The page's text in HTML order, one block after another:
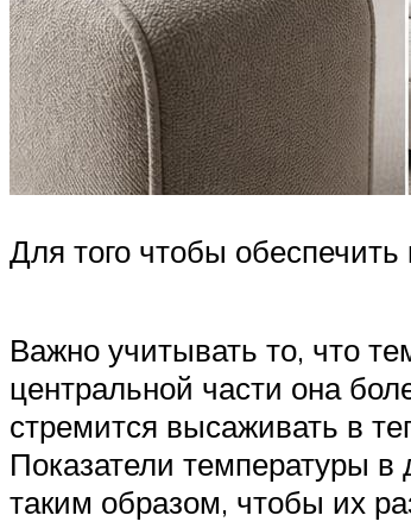
Для того чтобы
Важно учитывать то, что
центральной части она
стремится высаживать в
Показатели температуры
таким образом, чтобы их